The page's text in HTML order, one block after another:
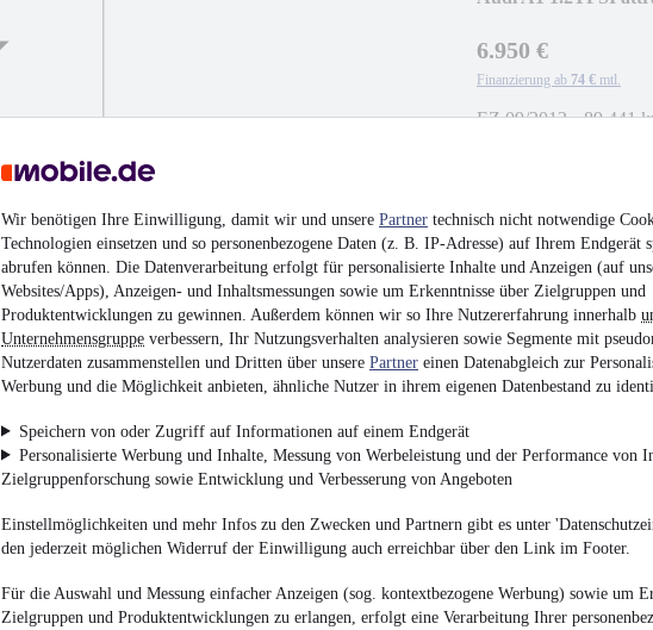
Wir benötigen Ihre Einwilligung, damit wir und unsere Partner technisch nicht notwendige
Technologien einsetzen und so personenbezogene Daten (z. B. IP-Adresse) auf Ihrem Endgerät
abrufen können. Die Datenverarbeitung erfolgt für personalisierte Inhalte und Anzeigen (auf
Websites/Apps), Anzeigen- und Inhaltsmessungen sowie um Erkenntnisse über Zielgruppen und
Produktentwicklungen zu gewinnen. Außerdem können wir so Ihre Nutzererfahrung innerhalb
Unternehmensgruppe verbessern, Ihr Nutzungsverhalten analysieren sowie Segmente mit
Nutzerdaten zusammenstellen und Dritten über unsere Partner einen Datenabgleich zur
Werbung und die Möglichkeit anbieten, ähnliche Nutzer in ihrem eigenen Datenbestand zu
Speichern von oder Zugriff auf Informationen auf einem Endgerät
Personalisierte Werbung und Inhalte, Messung von Werbeleistung und der Performance von
Zielgruppenforschung sowie Entwicklung und Verbesserung von Angeboten
Einstellmöglichkeiten und mehr Infos zu den Zwecken und Partnern gibt es unter
den jederzeit möglichen Widerruf der Einwilligung auch erreichbar über den Link im Footer.
Für die Auswahl und Messung einfacher Anzeigen (sog. kontextbezogene Werbung) sowie um
Zielgruppen und Produktentwicklungen zu erlangen, erfolgt eine Verarbeitung Ihrer
6.950 €
Finanzierung ab 74 € mtl.
EZ 09/2012•89.441
Skoda Kodiaq 2.0
*TEMPOMA
20.950 €
Finanzierung ab 218 € mtl.
EZ 06/2018•105.441
BMW 216i Active
9.950 €
Finanzierung ab 106 € mtl.